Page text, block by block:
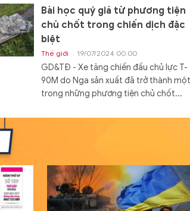
Bài học quý giá từ phương tiện
chủ chốt trong chiến dịch đặc
biệt
Thế giới 19/07/2024 00:00
GD&TĐ - Xe tăng chiến đấu chủ lực T-
90M do Nga sản xuất đã trở thành một
trong những phương tiện chủ chốt...
Đóng hàng loạt tàu đổ bộ Dự
án 11711 mang lại khả năng tác chiến
hơn cho Hải quân Nga.